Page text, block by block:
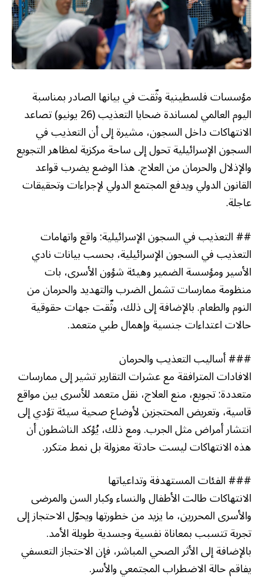
مؤسسات فلسطينية وثّقت في بيانها الصادر بمناسبة
اليوم العالمي لمساندة ضحايا التعذيب (26 يونيو) تصاعد
الانتهاكات داخل السجون، مشيرة إلى أن التعذيب في
السجون الإسرائيلية تحول إلى ساحة مركزية لمظاهر التجويع
والإذلال والحرمان من العلاج. هذا الوضع يضرب قواعد
القانون الدولي ويدفع المجتمع الدولي لإجراءات وتحقيقات
عاجلة.
## التعذيب في السجون الإسرائيلية: واقع واتهامات
التعذيب في السجون الإسرائيلية، بحسب بيانات نادي
الأسير ومؤسسة الضمير وهيئة شؤون الأسرى، بات
منظومة ممارسات تشمل الضرب والتهديد والحرمان من
النوم والطعام. بالإضافة إلى ذلك، وثّقت جهات حقوقية
حالات اعتداءات جنسية وإهمال طبي متعمد.
### أساليب التعذيب والحرمان
الافادات المترافقة مع عشرات التقارير تشير إلى ممارسات
متعددة: تجويع، منع العلاج، نقل متعمد للأسرى بين مواقع
قاسية، وتعريض المحتجزين لأوضاع صحية سيئة تؤدي إلى
انتشار أمراض مثل الجرب. ومع ذلك، يُؤكد الناشطون أن
هذه الانتهاكات ليست حادثة معزولة بل نمط متكرر.
### الفئات المستهدفة وتداعياتها
الانتهاكات طالت الأطفال والنساء وكبار السن والمرضى
والأسرى المحررين، ما يزيد من خطورتها ويحوّل الاحتجاز إلى
تجربة تتسبب بمعاناة نفسية وجسدية طويلة الأمد.
بالإضافة إلى الأثر الصحي المباشر، فإن الاحتجاز التعسفي
يفاقم حالة الاضطراب المجتمعي والأسر.